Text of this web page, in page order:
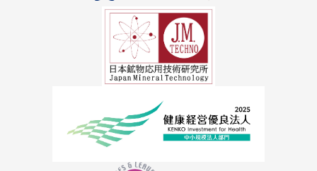
アレキサンドライト